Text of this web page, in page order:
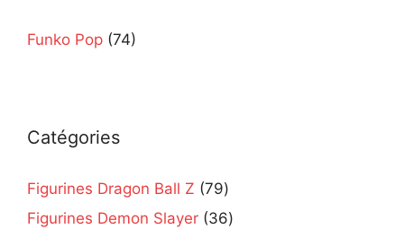
Funko Pop (74)
Catégories
Figurines Dragon Ball Z 7979
products
Figurines Demon Slayer 3636